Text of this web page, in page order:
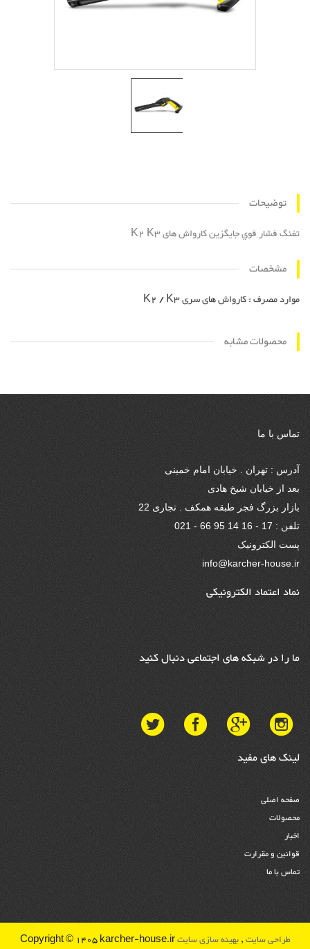
توضیحات
تفنگ فشار قوي جایگزین کارواش های K2 K3
مشخصات
موارد مصرف : کارواش های سری K2 / K3
محصولات مشابه
تماس با ما
آدرس : تهران . خیابان امام خمینی
بعد از خیابان شیخ هادی
بازار بزرگ فجر طبقه همکف . تجاری 22
تلفن : 17 - 16 14 95 66 - 021
پست الکترونیک
info@karcher-house.ir
نماد اعتماد الکترونیکی
ما را در شبکه های اجتماعی دنبال کنید
لینک های مفید
صفحه اصلی
محصولات
اخبار
قوانین و مقرارت
تماس با ما
طراحی سایت,بهینه سازی سایتCopyright © 1405 karcher-house.ir